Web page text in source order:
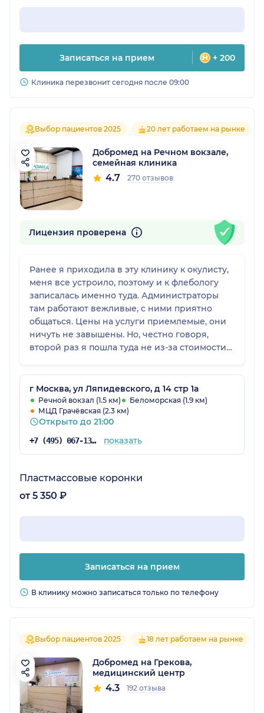
Записаться на прием + 200
Клиника перезвонит сегодня после 09:00
Выбор пациентов 2025 20 лет работаем на рынке
Добромед на Речном вокзале,
семейная клиника
4.7 270 отзывов
Лицензия проверена
Ранее я приходила в эту клинику к окулисту,
меня все устроило, поэтому и к флебологу
записалась именно туда. Администраторы
там работают вежливые, с ними приятно
общаться. Цены на услуги приемлемые, они
ничуть не завышены. Но, честно говоря,
второй раз я пошла туда не из-за стоимости
визуально, и в итоге все мои ожидания были
оправданы. В другом центре специалист этой
же области совсем не так делал процедуры,
поэтому я нашла врача в Добромеде.
г Москва, ул Ляпидевского, д 14 стр 1а
Речной вокзал (1.5 км)
Беломорская (1.9 км)
МЦД Грачёвская (2.3 км)
Открыто до 21:00
+7 (495) 067-13-77 показать
Пластмассовые коронки
от 5 350 ₽
Записаться на прием
В клинику можно записаться только по телефону
Выбор пациентов 2025 18 лет работаем на рынке
Добромед на Грекова,
медицинский центр
4.3 192 отзыва